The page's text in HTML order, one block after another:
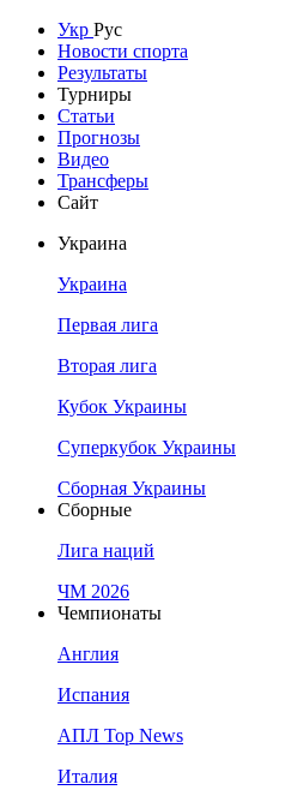
Укр Рус
Новости спорта
Результаты
Турниры
Статьи
Прогнозы
Видео
Трансферы
Сайт
Украина
Украина
Первая лига
Вторая лига
Кубок Украины
Суперкубок Украины
Сборная Украины
Сборные
Лига наций
ЧМ 2026
Чемпионаты
Англия
Испания
АПЛ Top News
Италия